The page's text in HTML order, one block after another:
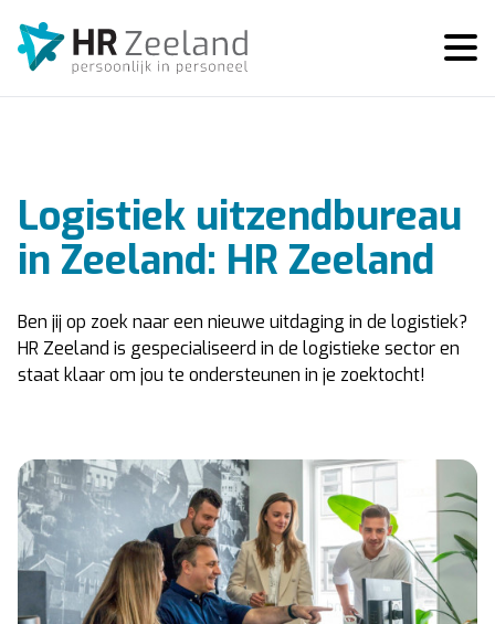
Logistiek uitzendbureau
in Zeeland: HR Zeeland
Ben jij op zoek naar een nieuwe uitdaging in de logistiek?
HR Zeeland is gespecialiseerd in de logistieke sector en
staat klaar om jou te ondersteunen in je zoektocht!